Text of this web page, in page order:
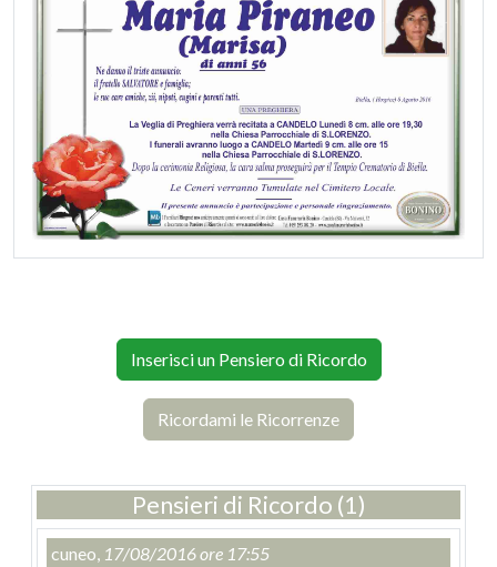
Inserisci un Pensiero di Ricordo
Ricordami le Ricorrenze
Pensieri di Ricordo (1)
cuneo, 17/08/2016 ore 17:55